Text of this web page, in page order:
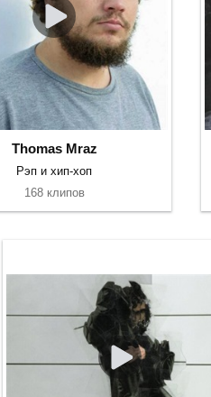
Thomas Mraz
Рэп и хип-хоп
168 клипов